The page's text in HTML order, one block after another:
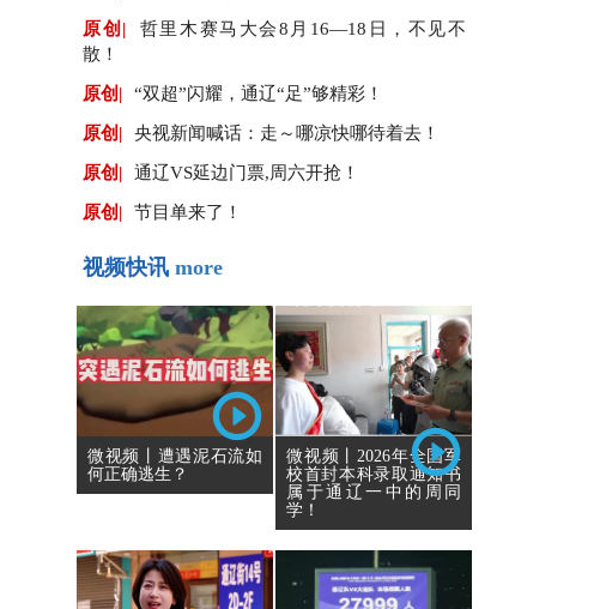
原创|
哲里木赛马大会8月16—18日，不见不
散！
原创| “双超”闪耀，通辽“足”够精彩！
原创| 央视新闻喊话：走～哪凉快哪待着去！
原创| 通辽VS延边门票,周六开抢！
原创| 节目单来了！
视频快讯 more
微视频丨遭遇泥石流如
何正确逃生？
微视频丨2026年全国军
校首封本科录取通知书
属于通辽一中的周同
学！